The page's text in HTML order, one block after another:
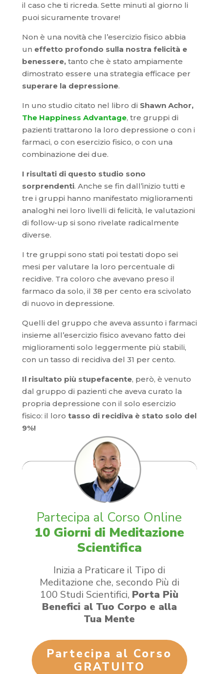
il caso che ti ricreda. Sette minuti al giorno li
puoi sicuramente trovare!
Non è una novità che l’esercizio fisico abbia
un effetto profondo sulla nostra felicità e
benessere,tanto che è stato ampiamente
dimostrato essere una strategia efficace per
superare la depressione.
In uno studio citato nel libro di Shawn Achor,
The Happiness Advantage, tre gruppi di
pazienti trattarono la loro depressione o con i
farmaci, o con esercizio fisico, o con una
combinazione dei due.
I risultati di questo studio sono
sorprendenti. Anche se fin dall’inizio tutti e
tre i gruppi hanno manifestato miglioramenti
analoghi nei loro livelli di felicità, le valutazioni
di follow-up si sono rivelate radicalmente
diverse.
I tre gruppi sono stati poi testati dopo sei
mesi per valutare la loro percentuale di
recidive. Tra coloro che avevano preso il
farmaco da solo, il 38 per cento era scivolato
di nuovo in depressione.
Quelli del gruppo che aveva assunto i farmaci
insieme all’esercizio fisico avevano fatto dei
miglioramenti solo leggermente più stabili,
con un tasso di recidiva del 31 per cento.
Il risultato più stupefacente, però, è venuto
dal gruppo di pazienti che aveva curato la
propria depressione con il solo esercizio
fisico: il loro tasso di recidiva è stato solo del
9%!
​Partecipa al Corso Online
10 Giorni di Meditazione
Scientifica
Inizia a Praticare il Tipo di
Meditazione che, secondo Più di
100 Studi Scientifici, Porta Più
Benefici al Tuo Corpo e alla
Tua Mente
Partecipa al Corso
GRATUITO